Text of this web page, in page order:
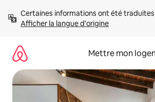
directement
Afficher la langue d'origine
Mettre mon